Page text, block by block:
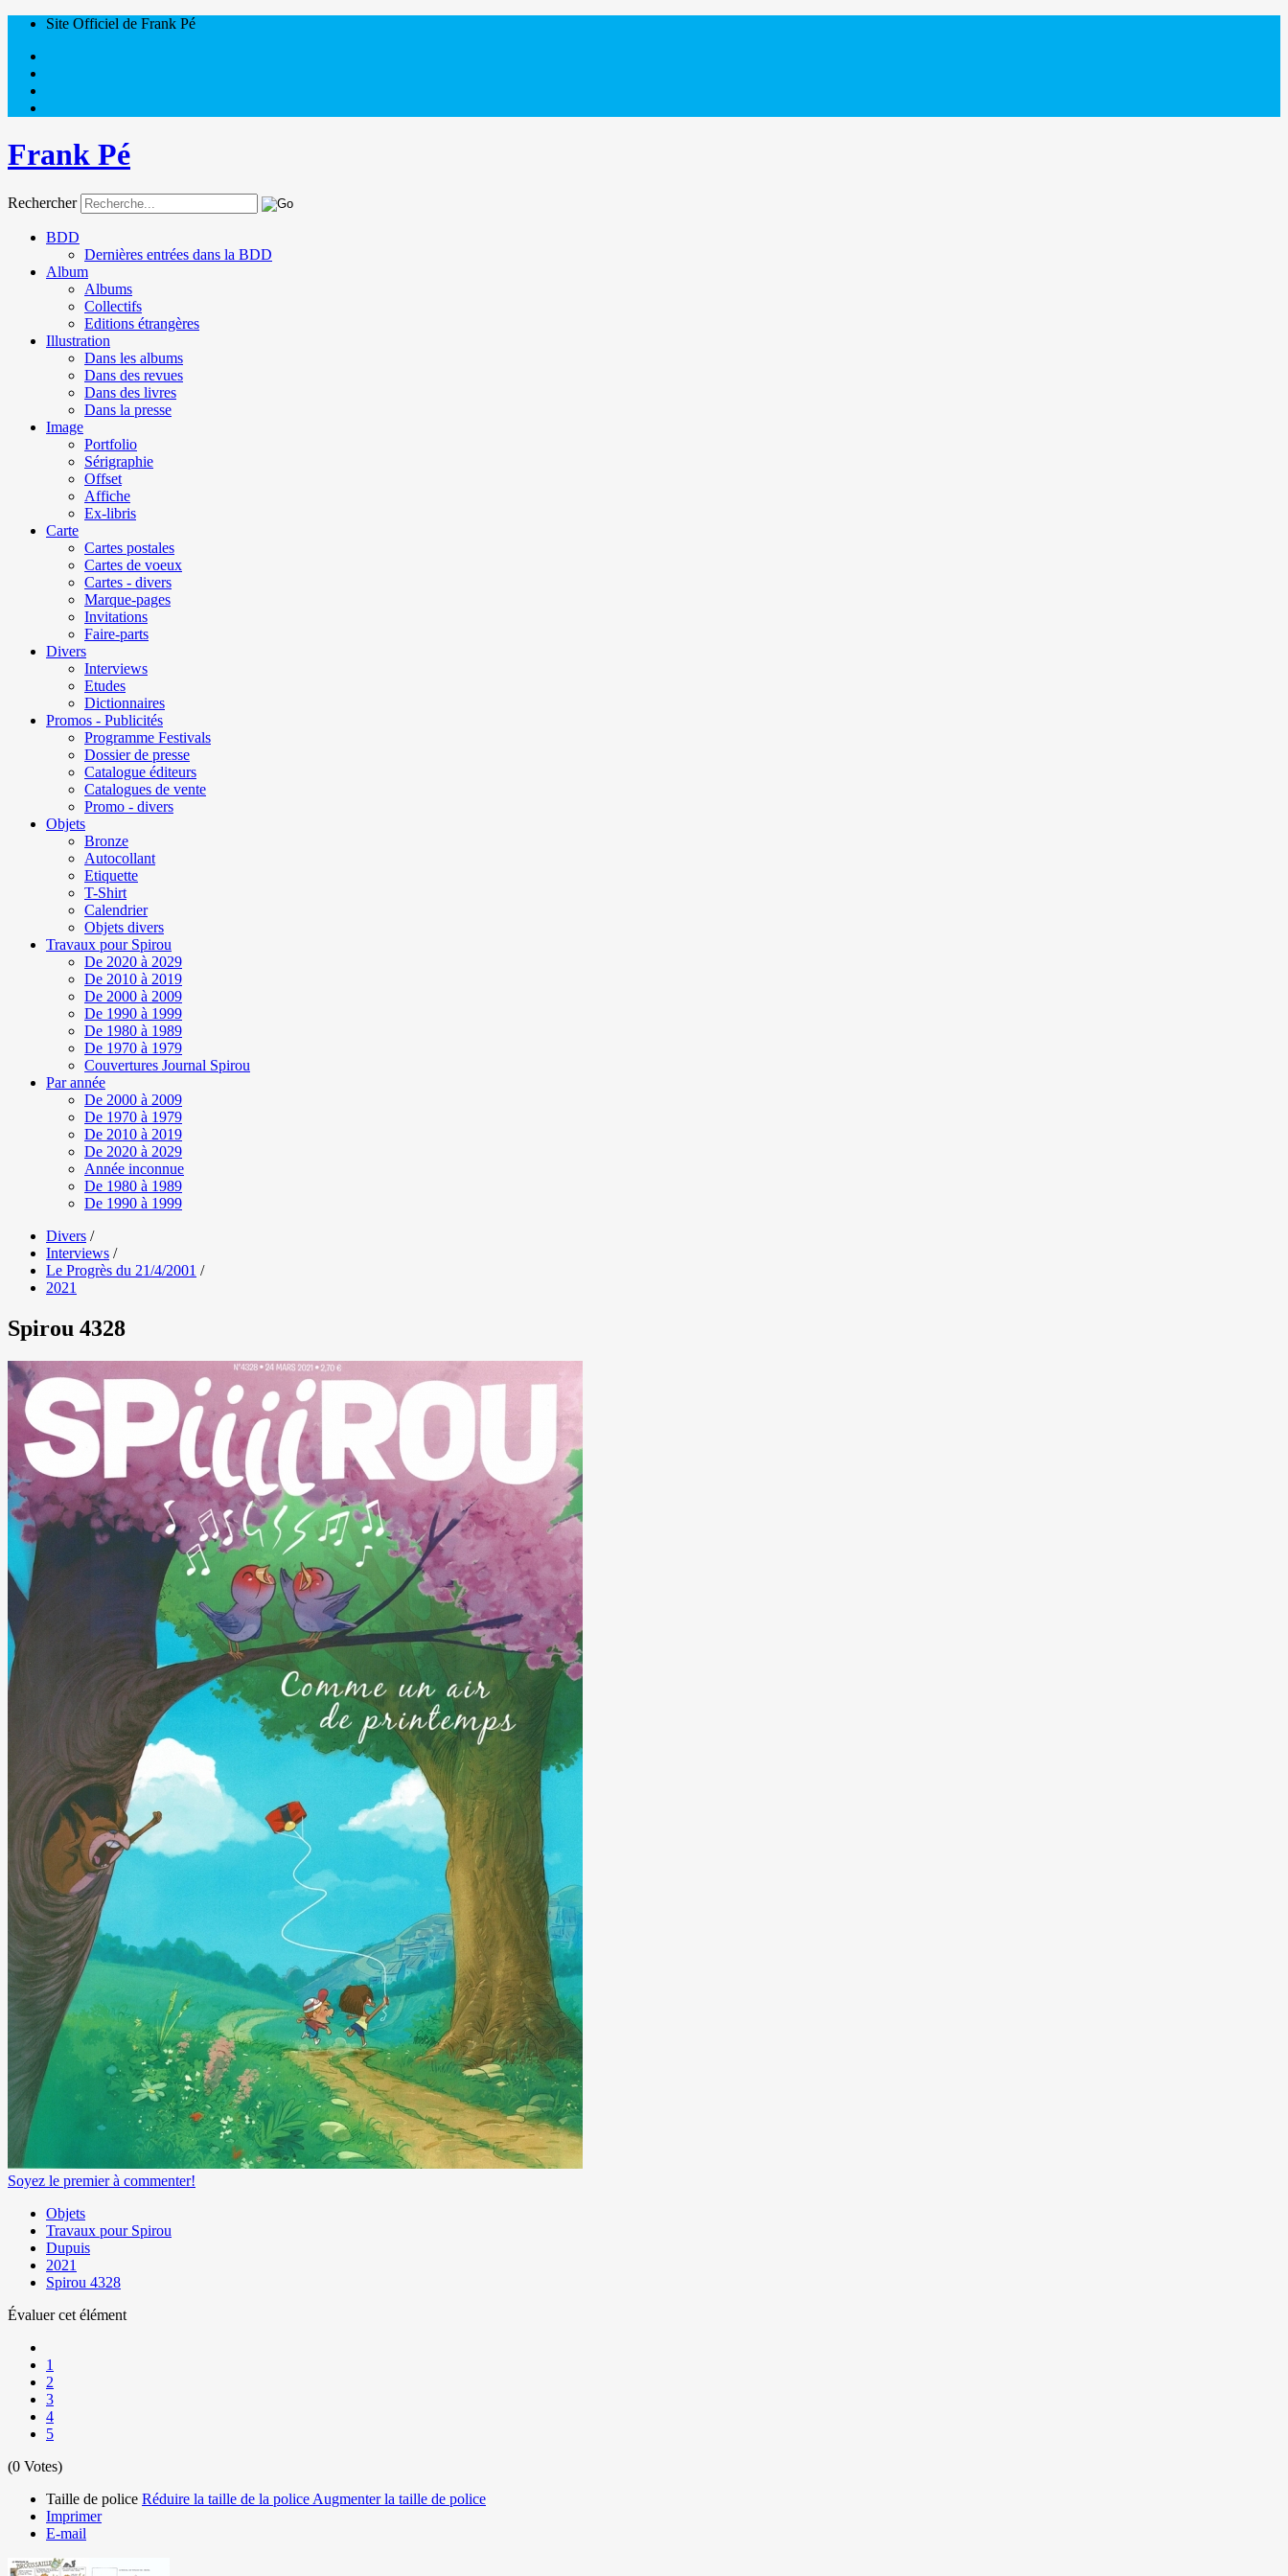
Site Officiel de Frank Pé
Frank Pé
Rechercher
BDD
Dernières entrées dans la BDD
Album
Albums
Collectifs
Editions étrangères
Illustration
Dans les albums
Dans des revues
Dans des livres
Dans la presse
Image
Portfolio
Sérigraphie
Offset
Affiche
Ex-libris
Carte
Cartes postales
Cartes de voeux
Cartes - divers
Marque-pages
Invitations
Faire-parts
Divers
Interviews
Etudes
Dictionnaires
Promos - Publicités
Programme Festivals
Dossier de presse
Catalogue éditeurs
Catalogues de vente
Promo - divers
Objets
Bronze
Autocollant
Etiquette
T-Shirt
Calendrier
Objets divers
Travaux pour Spirou
De 2020 à 2029
De 2010 à 2019
De 2000 à 2009
De 1990 à 1999
De 1980 à 1989
De 1970 à 1979
Couvertures Journal Spirou
Par année
De 2000 à 2009
De 1970 à 1979
De 2010 à 2019
De 2020 à 2029
Année inconnue
De 1980 à 1989
De 1990 à 1999
Divers /
Interviews /
Le Progrès du 21/4/2001 /
2021
Spirou 4328
Soyez le premier à commenter!
Objets
Travaux pour Spirou
Dupuis
2021
Spirou 4328
Évaluer cet élément
1
2
3
4
5
(0 Votes)
Taille de police Réduire la taille de la police Augmenter la taille de police
Imprimer
E-mail